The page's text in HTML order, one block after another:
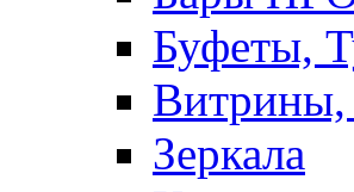
Буфеты,
Витрины,
Зеркала